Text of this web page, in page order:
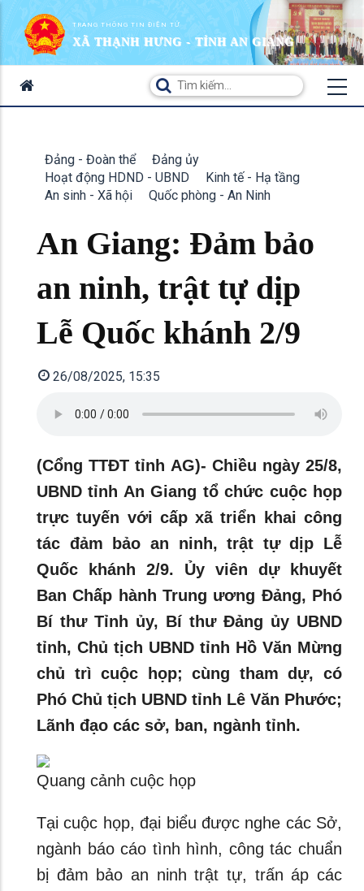
TRANG THÔNG TIN ĐIỆN TỬ
XÃ THẠNH HƯNG - TỈNH AN GIANG
Đảng - Đoàn thể
Đảng ủy
Hoạt động HDND - UBND
Kinh tế - Hạ tầng
An sinh - Xã hội
Quốc phòng - An Ninh
An Giang: Đảm bảo
an ninh, trật tự dịp
Lễ Quốc khánh 2/9
26/08/2025, 15:35
(Cổng TTĐT tỉnh AG)- Chiều ngày 25/8,
UBND tỉnh An Giang tổ chức cuộc họp
trực tuyến với cấp xã triển khai công
tác đảm bảo an ninh, trật tự dịp Lễ
Quốc khánh 2/9. Ủy viên dự khuyết
Ban Chấp hành Trung ương Đảng, Phó
Bí thư Tỉnh ủy, Bí thư Đảng ủy UBND
tỉnh, Chủ tịch UBND tỉnh Hồ Văn Mừng
chủ trì cuộc họp; cùng tham dự, có
Phó Chủ tịch UBND tỉnh Lê Văn Phước;
Lãnh đạo các sở, ban, ngành tỉnh.
Quang cảnh cuộc họp
Tại cuộc họp, đại biểu được nghe các Sở,
ngành báo cáo tình hình, công tác chuẩn
bị đảm bảo an ninh trật tự, trấn áp các